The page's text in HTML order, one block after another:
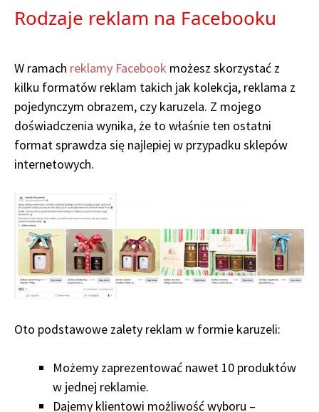
Rodzaje reklam na Facebooku
W ramach reklamy Facebook możesz skorzystać z
kilku formatów reklam takich jak kolekcja, reklama z
pojedynczym obrazem, czy karuzela. Z mojego
doświadczenia wynika, że to właśnie ten ostatni
format sprawdza się najlepiej w przypadku sklepów
internetowych.
Oto podstawowe zalety reklam w formie karuzeli:
Możemy zaprezentować nawet 10 produktów
w jednej reklamie.
Dajemy klientowi możliwość wyboru –